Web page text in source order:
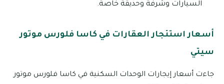
السيارات وشرفة وحديقة خاصة.
أسعار استئجار العقارات في كاسا فلورس موتور
سيتي
جاءت أسعار إيجارات الوحدات السكنية في كاسا فلورس موتور